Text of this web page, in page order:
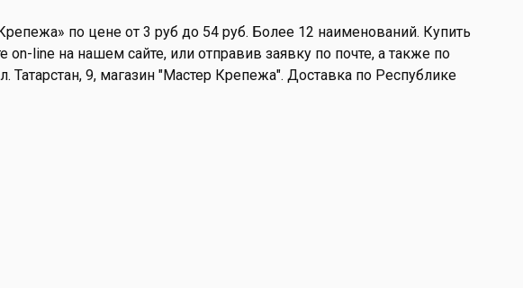
по цене от 3 руб до 54 руб. Более 12 наименований. Купить
line на нашем сайте, или отправив заявку по почте, а также по
Татарстан, 9, магазин "Мастер Крепежа". Доставка по Республике